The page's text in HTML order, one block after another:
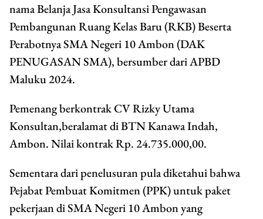
nama Belanja Jasa Konsultansi Pengawasan
Pembangunan Ruang Kelas Baru (RKB) Beserta
Perabotnya SMA Negeri 10 Ambon (DAK
PENUGASAN SMA), bersumber dari APBD
Maluku 2024.
Pemenang berkontrak CV Rizky Utama
Konsultan,beralamat di BTN Kanawa Indah,
Ambon. Nilai kontrak Rp. 24.735.000,00.
Sementara dari penelusuran pula diketahui bahwa
Pejabat Pembuat Komitmen (PPK) untuk paket
pekerjaan di SMA Negeri 10 Ambon yang